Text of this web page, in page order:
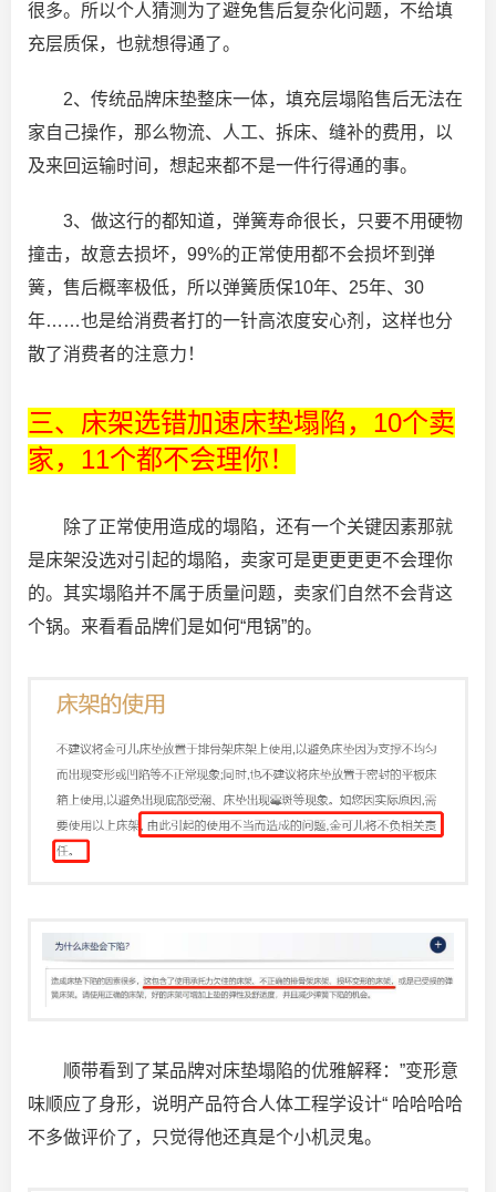
很多。所以个人猜测为了避免售后复杂化问题，不给填
充层质保，也就想得通了。
2、传统品牌床垫整床一体，填充层塌陷售后无法在
家自己操作，那么物流、人工、拆床、缝补的费用，以
及来回运输时间，想起来都不是一件行得通的事。
3、做这行的都知道，弹簧寿命很长，只要不用硬物
撞击，故意去损坏，99%的正常使用都不会损坏到弹
簧，售后概率极低，所以弹簧质保10年、25年、30
年……也是给消费者打的一针高浓度安心剂，这样也分
散了消费者的注意力！
三、床架选错加速床垫塌陷，10个卖
家，11个都不会理你！
除了正常使用造成的塌陷，还有一个关键因素那就
是床架没选对引起的塌陷，卖家可是更更更更不会理你
的。其实塌陷并不属于质量问题，卖家们自然不会背这
个锅。来看看品牌们是如何“甩锅”的。
顺带看到了某品牌对床垫塌陷的优雅解释：”变形意
味顺应了身形，说明产品符合人体工程学设计“ 哈哈哈哈
不多做评价了，只觉得他还真是个小机灵鬼。